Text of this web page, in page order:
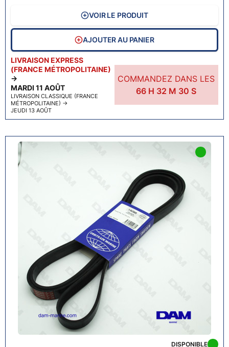
LIVRAISON EXPRESS
(FRANCE MÉTROPOLITAINE)
→
MARDI 11 AOÛT
LIVRAISON CLASSIQUE (FRANCE
MÉTROPOLITAINE) →
JEUDI 13 AOÛT
COMMANDEZ DANS LES
66 H 32 M 29 S
VOIR LE PRODUIT
AJOUTER AU PANIER
DISPONIBLE